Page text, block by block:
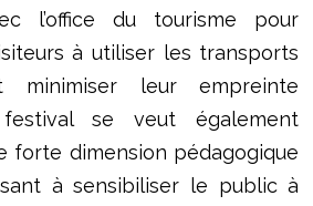
l’office du tourisme pour
à utiliser les transports
leur empreinte
se veut également
forte dimension pédagogique
à sensibiliser le public à